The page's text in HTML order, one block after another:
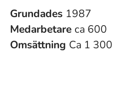
Grundades 1987
Medarbetare ca 600
Omsättning Ca 1 300